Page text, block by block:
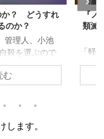
か？ どうすれ
のか？
管理人、小池
殺を選ぶので
で追い込まれ
良いのでしょ
ーンの問題で
大枠として知
む
『ノ
類滅
「軽
義孝
て、
します。